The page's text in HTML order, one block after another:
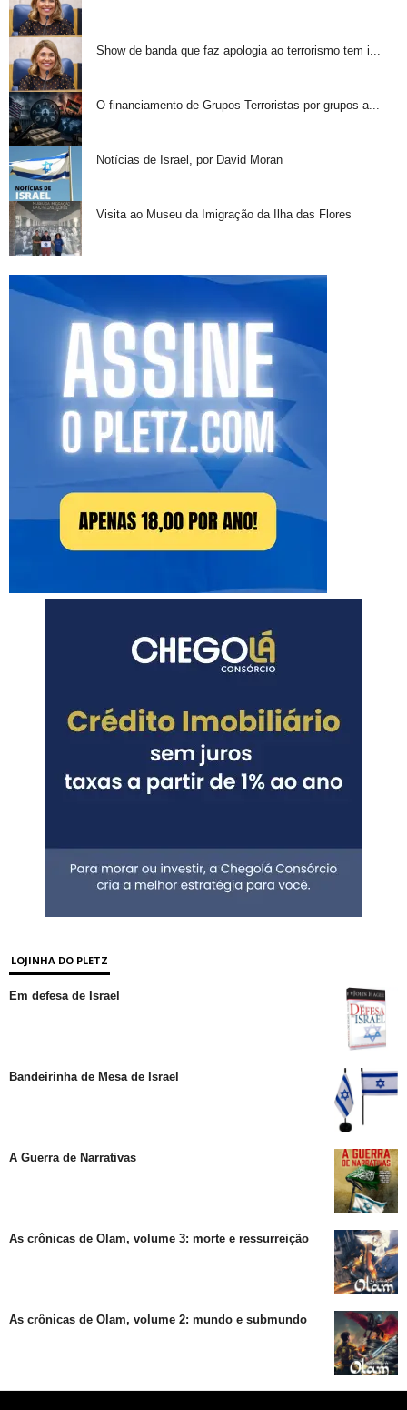
Show de banda que faz apologia ao terrorismo tem i...
O financiamento de Grupos Terroristas por grupos a...
Notícias de Israel, por David Moran
Visita ao Museu da Imigração da Ilha das Flores
LOJINHA DO PLETZ
Em defesa de Israel
Bandeirinha de Mesa de Israel
A Guerra de Narrativas
As crônicas de Olam, volume 3: morte e ressurreição
As crônicas de Olam, volume 2: mundo e submundo